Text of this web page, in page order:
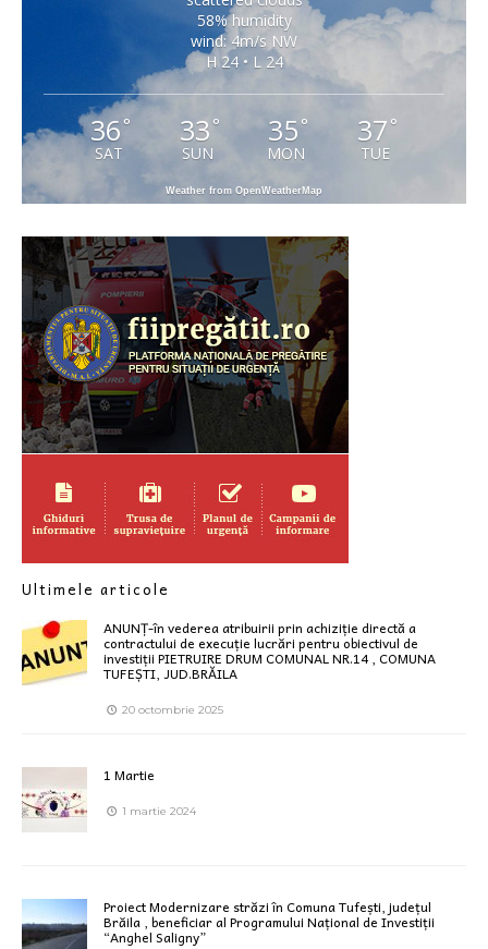
58% humidity
wind: 4m/s NW
H 24 • L 24
36 °
SAT
33 °
SUN
35°
MON
37 °
TUE
Weather from OpenWeatherMap
Ultimele articole
ANUNȚ-în vederea atribuirii prin achiziție directă a
contractului de execuție lucrări pentru obiectivul de
investiții PIETRUIRE DRUM COMUNAL NR.14 , COMUNA
TUFEȘTI, JUD.BRĂILA
20 octombrie 2025
1 Martie
1 martie 2024
Proiect Modernizare străzi în Comuna Tufești, județul
Brăila , beneficiar al Programului Național de Investiții
“Anghel Saligny”